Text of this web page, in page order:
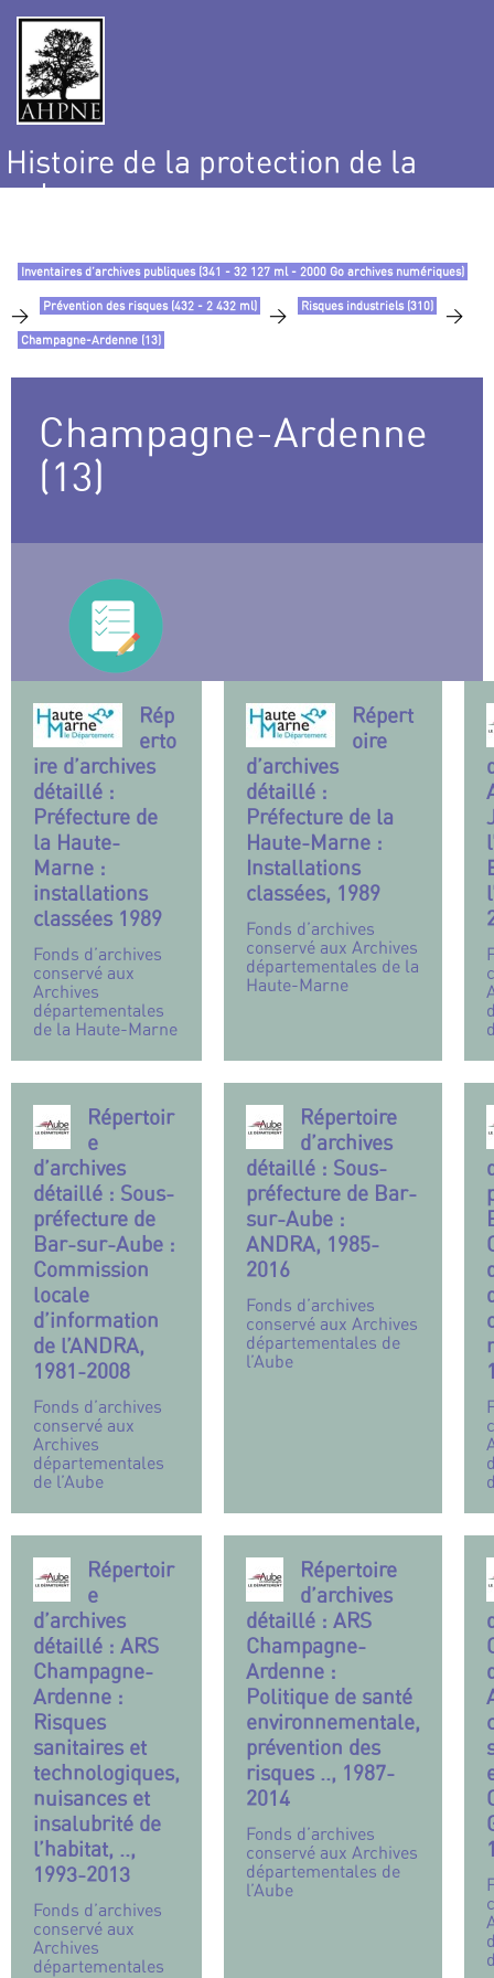
Histoire de la protection de la
nature
Inventaires d’archives publiques (341 - 32 127 ml - 2000 Go archives numériques)
> Prévention des risques (432 - 2 432 ml) > Risques industriels (310) >
Champagne-Ardenne (13)
Champagne-Ardenne
(13)
Rép
erto
ire d’archives
détaillé :
Préfecture de
la Haute-
Marne :
installations
classées 1989
Fonds d’archives
conservé aux
Archives
départementales
de la Haute-Marne
Répert
oire
d’archives
détaillé :
Préfecture de la
Haute-Marne :
Installations
classées, 1989
Fonds d’archives
conservé aux Archives
départementales de la
Haute-Marne
Répertoir
e
d’archives
détaillé : Sous-
préfecture de
Bar-sur-Aube :
Commission
locale
d’information
de l’ANDRA,
1981-2008
Fonds d’archives
conservé aux
Archives
départementales
de l’Aube
Répertoire
d’archives
détaillé : Sous-
préfecture de Bar-
sur-Aube :
ANDRA, 1985-
2016
Fonds d’archives
conservé aux Archives
départementales de
l’Aube
Répertoir
e
d’archives
détaillé : ARS
Champagne-
Ardenne :
Risques
sanitaires et
technologiques,
nuisances et
insalubrité de
l’habitat, ..,
1993-2013
Fonds d’archives
conservé aux
Archives
départementales
Répertoire
d’archives
détaillé : ARS
Champagne-
Ardenne :
Politique de santé
environnementale,
prévention des
risques .., 1987-
2014
Fonds d’archives
conservé aux Archives
départementales de
l’Aube